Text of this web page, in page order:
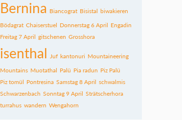
Bernina Biancograt Bisistal biwakieren
Bödagrat Chaiserstuel Donnerstag 6 April Engadin
Freitag 7 April gitschenen Grosshora
isenthal Juf kantonuri Mountaineering
Mountains Muotathal Palü Pia radun Piz Palü
Piz tomül Pontresina Samstag 8 April schwalmis
Schwarzenbach Sonntag 9 April Strätscherhora
turrahus wandern Wengahorn